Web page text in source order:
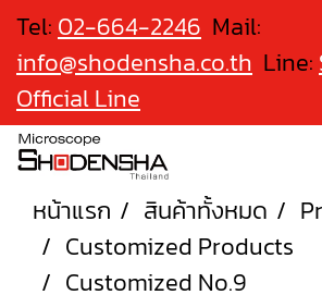
Tel: 02-664-2246 Mail:
info@shodensha.co.th Line:
Official Line
หน้าแรก สินค้าทั้งหมด
Customized Products
Customized No.9